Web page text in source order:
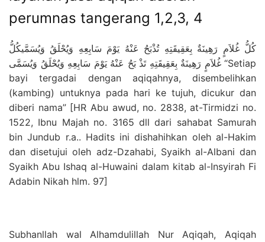
perumnas tangerang 1,2,3, 4
كُلُّ غُلاَمٍ رَهِينَةٌ بِعَقِيقَتِهِ تُذْبَحُ عَنْهُ يَوْمَ سَابِعِهِ وَيُحْلَقُ وَيُسَمَّيكُلُّ
غُلاَمٍ رَهِينَةٌ بِعَقِيقَتِهِ تَذْ بَحُ عَنْهُ يَوْمَ سَابِعِهِ وَيُحْلَقُ وَيُسَمَّى “Setiap
bayi tergadai dengan aqiqahnya, disembelihkan
(kambing) untuknya pada hari ke tujuh, dicukur dan
diberi nama” [HR Abu awud, no. 2838, at-Tirmidzi no.
1522, Ibnu Majah no. 3165 dll dari sahabat Samurah
bin Jundub r.a.. Hadits ini dishahihkan oleh al-Hakim
dan disetujui oleh adz-Dzahabi, Syaikh al-Albani dan
Syaikh Abu Ishaq al-Huwaini dalam kitab al-Insyirah Fi
Adabin Nikah hlm. 97]
Subhanllah wal Alhamdulillah Nur Aqiqah, Aqiqah